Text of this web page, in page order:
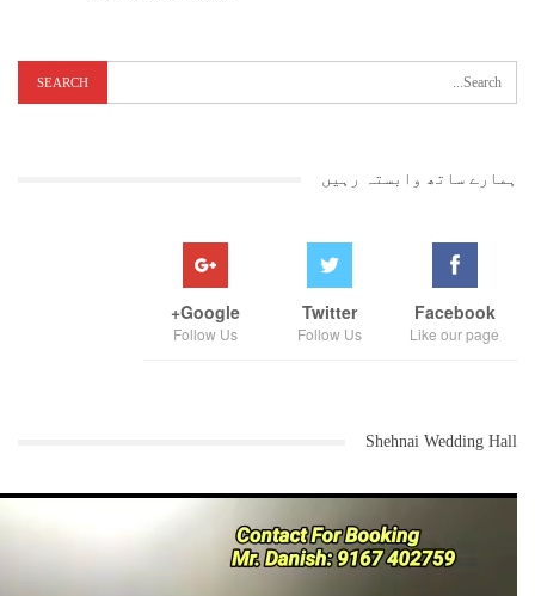
ہمارے ساتھ وابستہ رہیں
Facebook
Like our page
Twitter
Follow Us
Google+
Follow Us
Shehnai Wedding Hall